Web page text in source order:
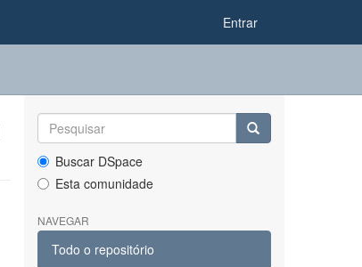
Entrar
Buscar DSpace
Esta comunidade
NAVEGAR
Todo o repositório